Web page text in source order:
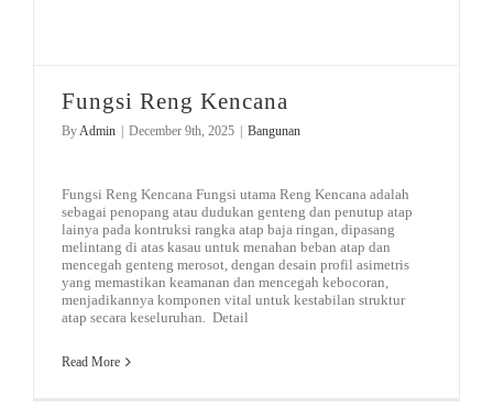
Fungsi Reng Kencana
By Admin | December 9th, 2025 | Bangunan
Fungsi Reng Kencana Fungsi utama Reng Kencana adalah
sebagai penopang atau dudukan genteng dan penutup atap
lainya pada kontruksi rangka atap baja ringan, dipasang
melintang di atas kasau untuk menahan beban atap dan
mencegah genteng merosot, dengan desain profil asimetris
yang memastikan keamanan dan mencegah kebocoran,
menjadikannya komponen vital untuk kestabilan struktur
atap secara keseluruhan. Detail
Read More